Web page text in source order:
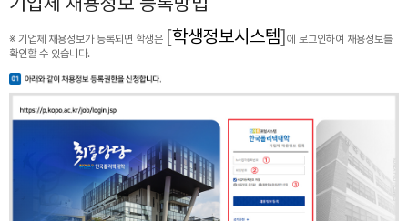
※ 기업체 채용정보가 등록되면 학생은 [학생정보시스템]에 로그인하여 채용정보를
확인할 수 있습니다.